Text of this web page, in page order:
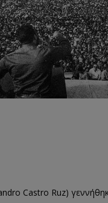
Castro Ruz)